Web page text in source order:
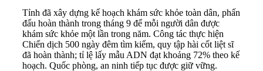
Tỉnh đã xây dựng kế hoạch khám sức khỏe toàn dân, phấn
đấu hoàn thành trong tháng 9 để mỗi người dân được
khám sức khỏe một lần trong năm. Công tác thực hiện
Chiến dịch 500 ngày đêm tìm kiếm, quy tập hài cốt liệt sĩ
đã hoàn thành; tỉ lệ lấy mẫu ADN đạt khoảng 72% theo kế
hoạch. Quốc phòng, an ninh tiếp tục được giữ vững.